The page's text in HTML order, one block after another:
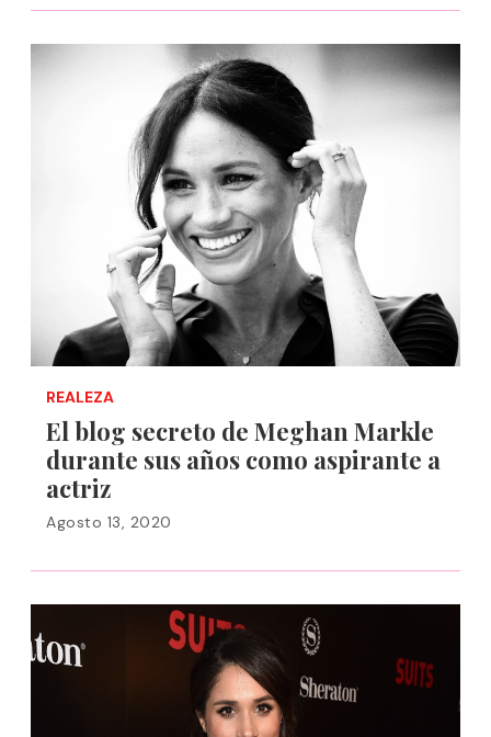
REALEZA
El blog secreto de Meghan Markle
durante sus años como aspirante a
actriz
Agosto 13, 2020